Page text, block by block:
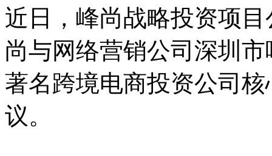
近日，峰尚战略投资项
尚与网络营销公司深圳
著名跨境电商投资公司
议。